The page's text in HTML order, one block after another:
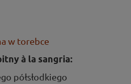
w torebce
à la sangria:
półsłodkiego